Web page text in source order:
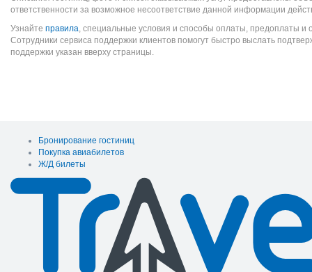
ответственности за возможное несоответствие данной информации
Узнайте правила, специальные условия и способы оплаты, предоплаты и
Сотрудники сервиса поддержки клиентов помогут быстро выслать
поддержки указан вверху страницы.
Бронирование гостиниц
Покупка авиабилетов
Ж/Д билеты